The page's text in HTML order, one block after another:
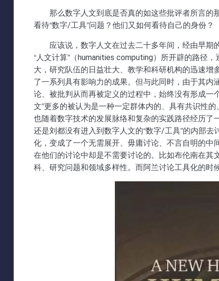
那么数字人文到底是否真的如这些批评者所言
看待“数字/工具”问题？他们又如何看待自己的身份？
应该说，数字人文在过去二十多年间，经由早
“人文计算”（humanities computing）所开辟的路径
大，研究队伍的日益壮大、教学和科研机构的迅速
了一系列具有影响力的成果。但与此同时，由于其
论、被批判从而再被定义的过程中，始终没有形成一
文”更多的被认为是一种一定群体内的、具有共识性
也随着数字技术的发展脉络和复杂的实践路径经历
还是刘都没有进入到数字人文的“数字/工具”的内部
化，变成了一个无需展开、毋庸讨论、不言自明的
在他们的讨论中却是不需要讨论的。比如布伦南在其
科、研究问题和领域多样性。而阿兰讨论工具化的